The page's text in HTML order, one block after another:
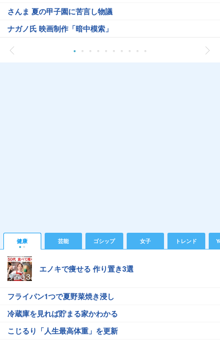
さんま 夏の甲子園に苦言し物議
ナガノ氏 映画制作「暗中模索」
健康 芸能 ゴシップ 女子 トレンド
エノキで痩せる 作り置き3選
フライパン1つで夏野菜焼き浸し
冷蔵庫を見れば貯まる家かわかる
こじるり「人生最高体重」を更新